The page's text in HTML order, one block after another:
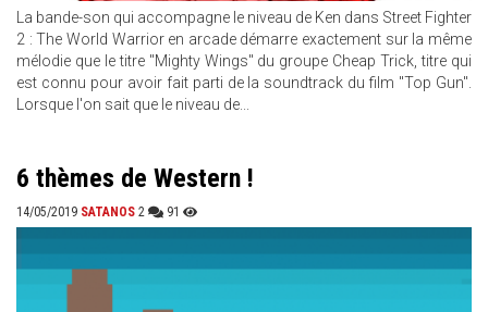
La bande-son qui accompagne le niveau de Ken dans Street Fighter
2 : The World Warrior en arcade démarre exactement sur la même
mélodie que le titre "Mighty Wings" du groupe Cheap Trick, titre qui
est connu pour avoir fait parti de la soundtrack du film "Top Gun".
Lorsque l'on sait que le niveau de...
6 thèmes de Western !
14/05/2019 SATANOS 2 91